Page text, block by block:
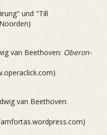
und "Till
van Beethoven: Oberon-
van Beethoven: